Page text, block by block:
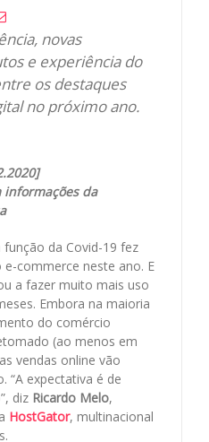
Email
novas
e experiência do
os destaques
no próximo ano.
informações da
da Covid-19 fez
commerce neste ano. E
a fazer muito mais uso
Embora na maioria
do comércio
(ao menos em
vendas online vão
“A expectativa é de
diz Ricardo Melo,
HostGator, multinacional